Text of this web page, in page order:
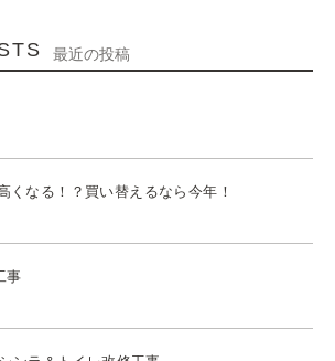
最近の投稿
くなる！？買い替えるなら今年！
事